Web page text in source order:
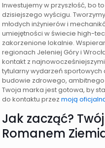
Inwestujemy w przyszłość, bo
dzisiejszego wyścigu.
młodych inżynierów i
umiejętności w świecie high-
zakorzenione lokalnie.
regionach Jeleniej Góry i
kontakt z
tytularny wydarzeń sportowych
budowie zdrowego, ambitnego
Twoja marka jest gotowa, by
do kontaktu przezmoją
Jak zacząć?
Romanem